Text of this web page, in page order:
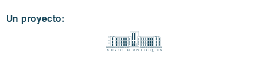
Un proyecto: